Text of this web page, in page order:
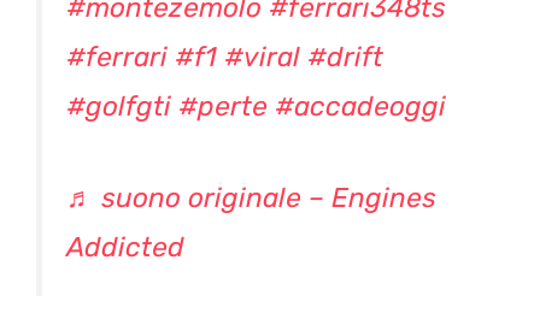
#montezemolo #ferrari348ts
#ferrari #f1 #viral #drift
#golfgti #perte #accadeoggi
♬ suono originale – Engines
Addicted